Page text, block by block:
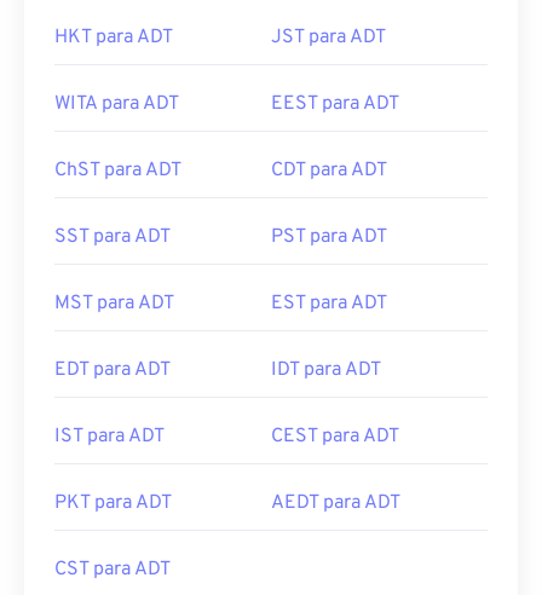
HKT para ADT JST para ADT
WITA para ADT EEST para ADT
ChST para ADT CDT para ADT
SST para ADT PST para ADT
MST para ADT EST para ADT
EDT para ADT IDT para ADT
IST para ADT CEST para ADT
PKT para ADT AEDT para ADT
CST para ADT